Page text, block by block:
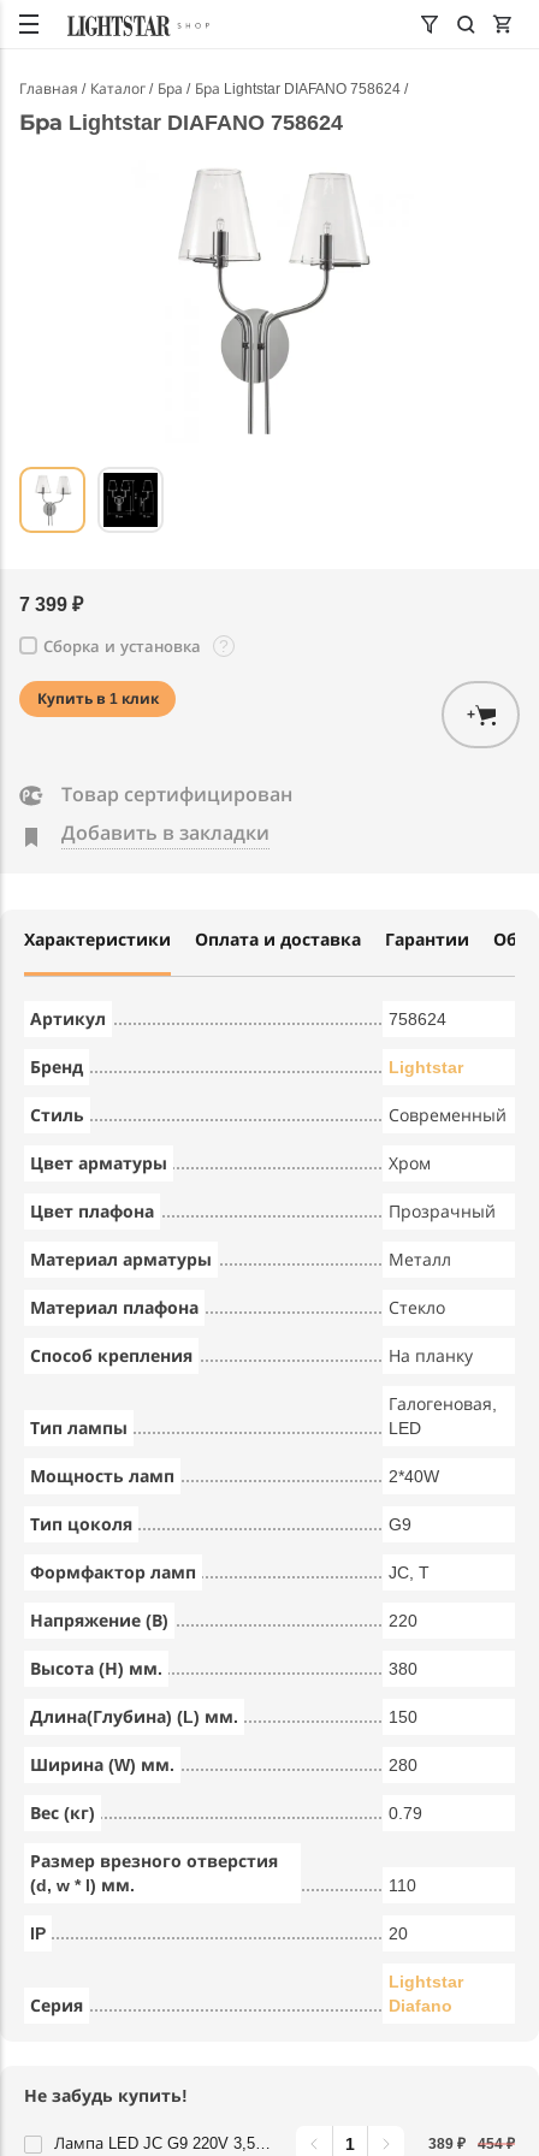
Главная Каталог Бра Бра Lightstar DIAFANO 758624
Бра Lightstar DIAFANO 758624
7 399 ₽
Сборка и установка ?
+
Купить в 1 клик
Товар сертифицирован
Добавить в закладки
Характеристики Оплата и доставка Гарантии
Артикул 758624
Бренд Lightstar
Стиль Современный
Цвет арматуры Хром
Цвет плафона Прозрачный
Материал арматуры Металл
Материал плафона Стекло
Способ крепления На планку
Тип лампы
Галогеновая,
LED
Мощность ламп 2*40W
Тип цоколя G9
Формфактор ламп JC, T
Напряжение (В) 220
Высота (Н) мм. 380
Длина(Глубина) (L) мм. 150
Ширина (W) мм. 280
Вес (кг) 0.79
Размер врезного отверстия
(d, w * l) мм.
110
IP 20
Серия
Lightstar
Diafano
Не забудь купить!
Лампа LED JC G9 220V 3,5W 360G 3000K Lightstar 940422 389 ₽ 454 ₽